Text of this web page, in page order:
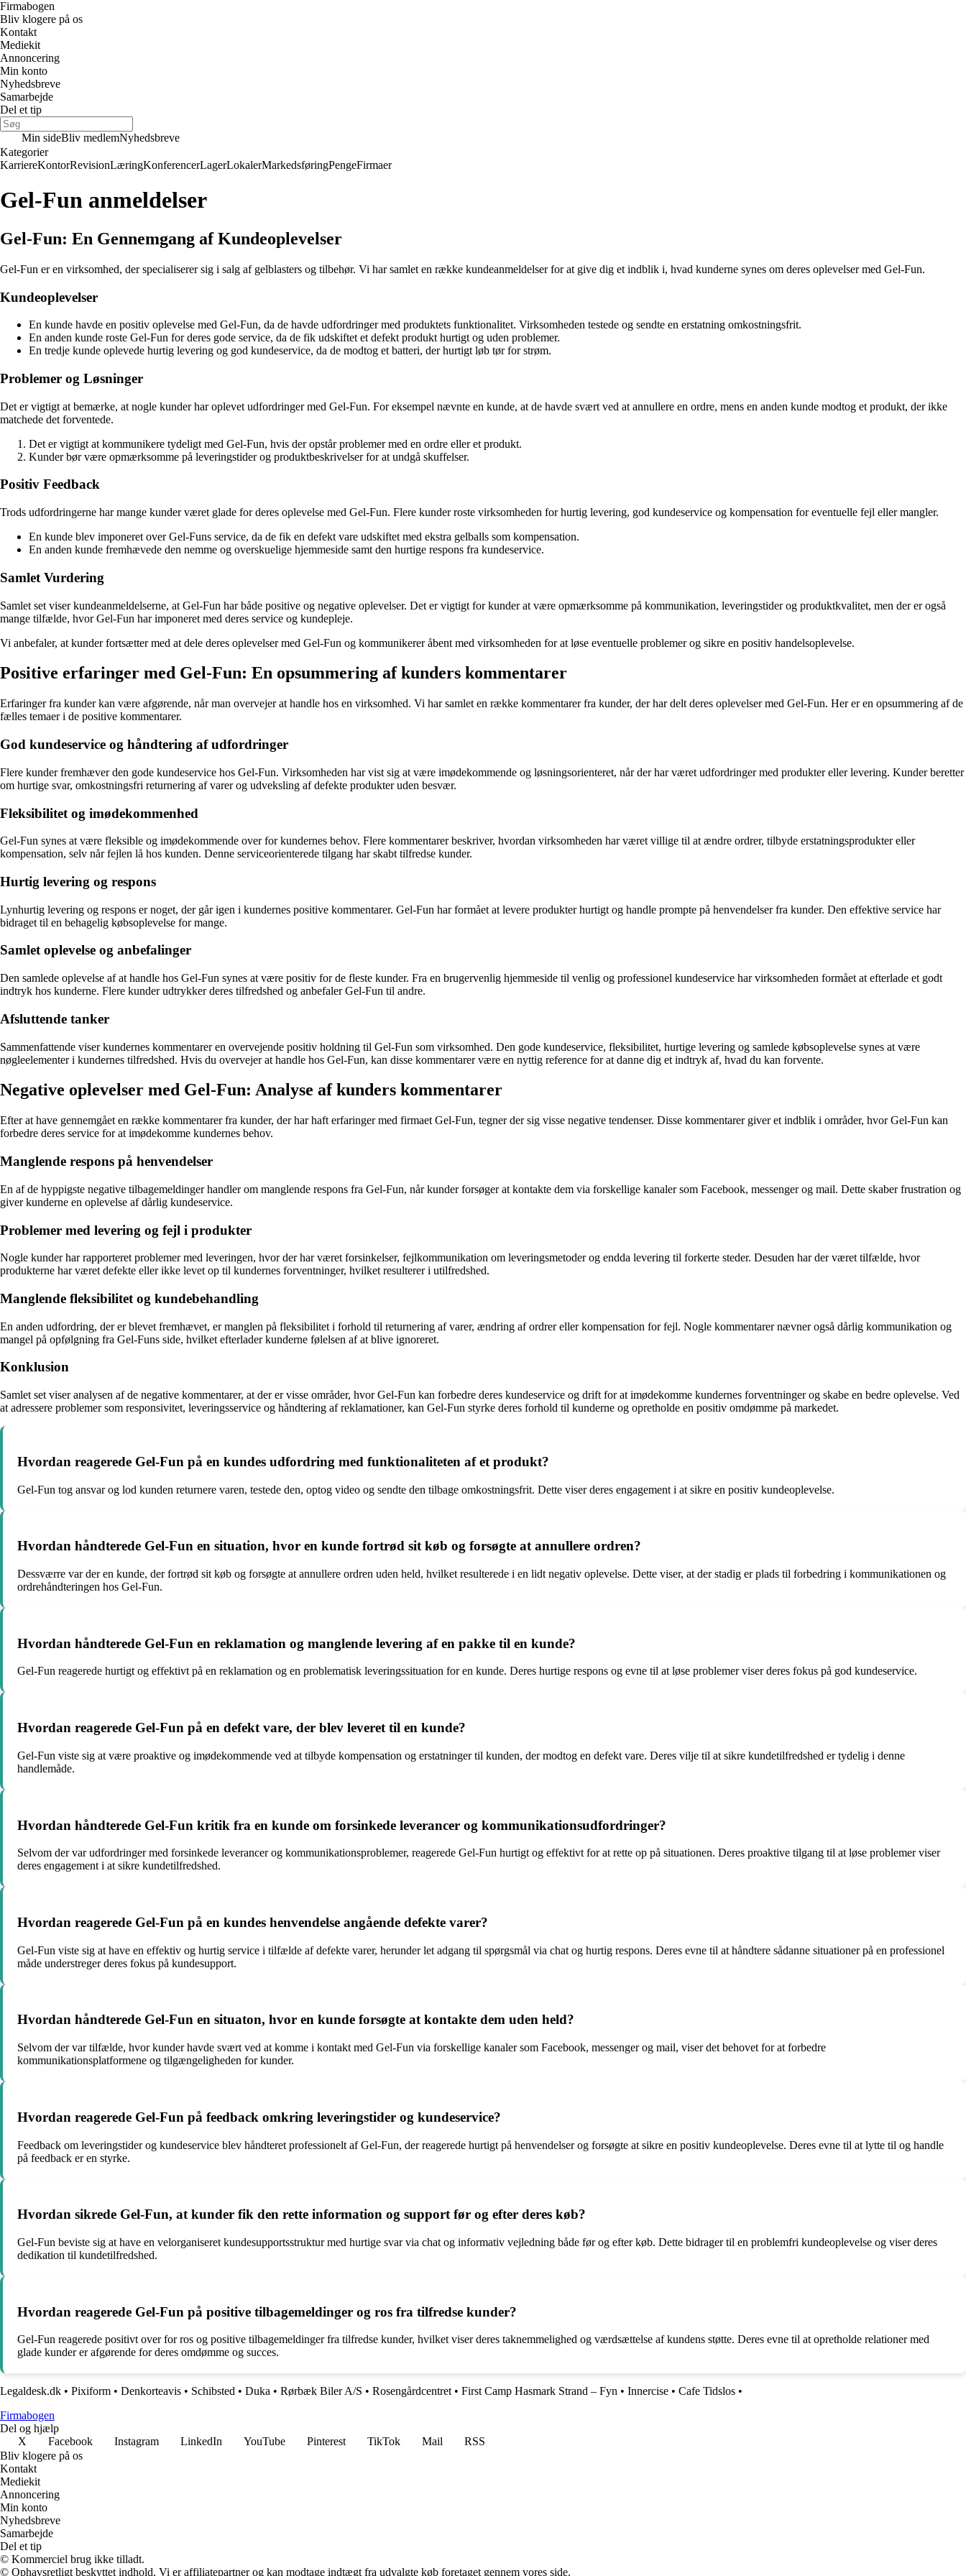
Firmabogen
Bliv klogere på os
Kontakt
Mediekit
Annoncering
Min konto
Nyhedsbreve
Samarbejde
Del et tip
Min sideBliv medlemNyhedsbreve
Kategorier
KarriereKontorRevisionLæringKonferencerLagerLokalerMarkedsføringPengeFirmaer
Gel-Fun anmeldelser
Gel-Fun: En Gennemgang af Kundeoplevelser
Gel-Fun er en virksomhed, der specialiserer sig i salg af gelblasters og tilbehør. Vi har samlet en række kundeanmeldelser for at give dig et indblik i, hvad kunderne synes om deres oplevelser med Gel-Fun.
Kundeoplevelser
En kunde havde en positiv oplevelse med Gel-Fun, da de havde udfordringer med produktets funktionalitet. Virksomheden testede og sendte en erstatning omkostningsfrit.
En anden kunde roste Gel-Fun for deres gode service, da de fik udskiftet et defekt produkt hurtigt og uden problemer.
En tredje kunde oplevede hurtig levering og god kundeservice, da de modtog et batteri, der hurtigt løb tør for strøm.
Problemer og Løsninger
Det er vigtigt at bemærke, at nogle kunder har oplevet udfordringer med Gel-Fun. For eksempel nævnte en kunde, at de havde svært ved at annullere en ordre, mens en anden kunde modtog et produkt, der ikke
matchede det forventede.
Det er vigtigt at kommunikere tydeligt med Gel-Fun, hvis der opstår problemer med en ordre eller et produkt.
Kunder bør være opmærksomme på leveringstider og produktbeskrivelser for at undgå skuffelser.
Positiv Feedback
Trods udfordringerne har mange kunder været glade for deres oplevelse med Gel-Fun. Flere kunder roste virksomheden for hurtig levering, god kundeservice og kompensation for eventuelle fejl eller mangler.
En kunde blev imponeret over Gel-Funs service, da de fik en defekt vare udskiftet med ekstra gelballs som kompensation.
En anden kunde fremhævede den nemme og overskuelige hjemmeside samt den hurtige respons fra kundeservice.
Samlet Vurdering
Samlet set viser kundeanmeldelserne, at Gel-Fun har både positive og negative oplevelser. Det er vigtigt for kunder at være opmærksomme på kommunikation, leveringstider og produktkvalitet, men der er også
mange tilfælde, hvor Gel-Fun har imponeret med deres service og kundepleje.
Vi anbefaler, at kunder fortsætter med at dele deres oplevelser med Gel-Fun og kommunikerer åbent med virksomheden for at løse eventuelle problemer og sikre en positiv handelsoplevelse.
Positive erfaringer med Gel-Fun: En opsummering af kunders kommentarer
Erfaringer fra kunder kan være afgørende, når man overvejer at handle hos en virksomhed. Vi har samlet en række kommentarer fra kunder, der har delt deres oplevelser med Gel-Fun. Her er en opsummering af de
fælles temaer i de positive kommentarer.
God kundeservice og håndtering af udfordringer
Flere kunder fremhæver den gode kundeservice hos Gel-Fun. Virksomheden har vist sig at være imødekommende og løsningsorienteret, når der har været udfordringer med produkter eller levering. Kunder beretter
om hurtige svar, omkostningsfri returnering af varer og udveksling af defekte produkter uden besvær.
Fleksibilitet og imødekommenhed
Gel-Fun synes at være fleksible og imødekommende over for kundernes behov. Flere kommentarer beskriver, hvordan virksomheden har været villige til at ændre ordrer, tilbyde erstatningsprodukter eller
kompensation, selv når fejlen lå hos kunden. Denne serviceorienterede tilgang har skabt tilfredse kunder.
Hurtig levering og respons
Lynhurtig levering og respons er noget, der går igen i kundernes positive kommentarer. Gel-Fun har formået at levere produkter hurtigt og handle prompte på henvendelser fra kunder. Den effektive service har
bidraget til en behagelig købsoplevelse for mange.
Samlet oplevelse og anbefalinger
Den samlede oplevelse af at handle hos Gel-Fun synes at være positiv for de fleste kunder. Fra en brugervenlig hjemmeside til venlig og professionel kundeservice har virksomheden formået at efterlade et godt
indtryk hos kunderne. Flere kunder udtrykker deres tilfredshed og anbefaler Gel-Fun til andre.
Afsluttende tanker
Sammenfattende viser kundernes kommentarer en overvejende positiv holdning til Gel-Fun som virksomhed. Den gode kundeservice, fleksibilitet, hurtige levering og samlede købsoplevelse synes at være
nøgleelementer i kundernes tilfredshed. Hvis du overvejer at handle hos Gel-Fun, kan disse kommentarer være en nyttig reference for at danne dig et indtryk af, hvad du kan forvente.
Negative oplevelser med Gel-Fun: Analyse af kunders kommentarer
Efter at have gennemgået en række kommentarer fra kunder, der har haft erfaringer med firmaet Gel-Fun, tegner der sig visse negative tendenser. Disse kommentarer giver et indblik i områder, hvor Gel-Fun kan
forbedre deres service for at imødekomme kundernes behov.
Manglende respons på henvendelser
En af de hyppigste negative tilbagemeldinger handler om manglende respons fra Gel-Fun, når kunder forsøger at kontakte dem via forskellige kanaler som Facebook, messenger og mail. Dette skaber frustration og
giver kunderne en oplevelse af dårlig kundeservice.
Problemer med levering og fejl i produkter
Nogle kunder har rapporteret problemer med leveringen, hvor der har været forsinkelser, fejlkommunikation om leveringsmetoder og endda levering til forkerte steder. Desuden har der været tilfælde, hvor
produkterne har været defekte eller ikke levet op til kundernes forventninger, hvilket resulterer i utilfredshed.
Manglende fleksibilitet og kundebehandling
En anden udfordring, der er blevet fremhævet, er manglen på fleksibilitet i forhold til returnering af varer, ændring af ordrer eller kompensation for fejl. Nogle kommentarer nævner også dårlig kommunikation og
mangel på opfølgning fra Gel-Funs side, hvilket efterlader kunderne følelsen af at blive ignoreret.
Konklusion
Samlet set viser analysen af de negative kommentarer, at der er visse områder, hvor Gel-Fun kan forbedre deres kundeservice og drift for at imødekomme kundernes forventninger og skabe en bedre oplevelse. Ved
at adressere problemer som responsivitet, leveringsservice og håndtering af reklamationer, kan Gel-Fun styrke deres forhold til kunderne og opretholde en positiv omdømme på markedet.
Hvordan reagerede Gel-Fun på en kundes udfordring med funktionaliteten af et produkt?
Gel-Fun tog ansvar og lod kunden returnere varen, testede den, optog video og sendte den tilbage omkostningsfrit. Dette viser deres engagement i at sikre en positiv kundeoplevelse.
Hvordan håndterede Gel-Fun en situation, hvor en kunde fortrød sit køb og forsøgte at annullere ordren?
Dessværre var der en kunde, der fortrød sit køb og forsøgte at annullere ordren uden held, hvilket resulterede i en lidt negativ oplevelse. Dette viser, at der stadig er plads til forbedring i kommunikationen og
ordrehåndteringen hos Gel-Fun.
Hvordan håndterede Gel-Fun en reklamation og manglende levering af en pakke til en kunde?
Gel-Fun reagerede hurtigt og effektivt på en reklamation og en problematisk leveringssituation for en kunde. Deres hurtige respons og evne til at løse problemer viser deres fokus på god kundeservice.
Hvordan reagerede Gel-Fun på en defekt vare, der blev leveret til en kunde?
Gel-Fun viste sig at være proaktive og imødekommende ved at tilbyde kompensation og erstatninger til kunden, der modtog en defekt vare. Deres vilje til at sikre kundetilfredshed er tydelig i denne
handlemåde.
Hvordan håndterede Gel-Fun kritik fra en kunde om forsinkede leverancer og kommunikationsudfordringer?
Selvom der var udfordringer med forsinkede leverancer og kommunikationsproblemer, reagerede Gel-Fun hurtigt og effektivt for at rette op på situationen. Deres proaktive tilgang til at løse problemer viser
deres engagement i at sikre kundetilfredshed.
Hvordan reagerede Gel-Fun på en kundes henvendelse angående defekte varer?
Gel-Fun viste sig at have en effektiv og hurtig service i tilfælde af defekte varer, herunder let adgang til spørgsmål via chat og hurtig respons. Deres evne til at håndtere sådanne situationer på en professionel
måde understreger deres fokus på kundesupport.
Hvordan håndterede Gel-Fun en situaton, hvor en kunde forsøgte at kontakte dem uden held?
Selvom der var tilfælde, hvor kunder havde svært ved at komme i kontakt med Gel-Fun via forskellige kanaler som Facebook, messenger og mail, viser det behovet for at forbedre
kommunikationsplatformene og tilgængeligheden for kunder.
Hvordan reagerede Gel-Fun på feedback omkring leveringstider og kundeservice?
Feedback om leveringstider og kundeservice blev håndteret professionelt af Gel-Fun, der reagerede hurtigt på henvendelser og forsøgte at sikre en positiv kundeoplevelse. Deres evne til at lytte til og handle
på feedback er en styrke.
Hvordan sikrede Gel-Fun, at kunder fik den rette information og support før og efter deres køb?
Gel-Fun beviste sig at have en velorganiseret kundesupportsstruktur med hurtige svar via chat og informativ vejledning både før og efter køb. Dette bidrager til en problemfri kundeoplevelse og viser deres
dedikation til kundetilfredshed.
Hvordan reagerede Gel-Fun på positive tilbagemeldinger og ros fra tilfredse kunder?
Gel-Fun reagerede positivt over for ros og positive tilbagemeldinger fra tilfredse kunder, hvilket viser deres taknemmelighed og værdsættelse af kundens støtte. Deres evne til at opretholde relationer med
glade kunder er afgørende for deres omdømme og succes.
Legaldesk.dk • Pixiform • Denkorteavis • Schibsted • Duka • Rørbæk Biler A/S • Rosengårdcentret• First Camp Hasmark Strand – Fyn • Innercise • Cafe Tidslos •
Firmabogen
Del og hjælp
X
Facebook Instagram LinkedIn YouTube Pinterest TikTok Mail
RSS
Bliv klogere på os
Kontakt
Mediekit
Annoncering
Min konto
Nyhedsbreve
Samarbejde
Del et tip
© Kommerciel brug ikke tilladt.
© Ophavsretligt beskyttet indhold. Vi er affiliatepartner og kan modtage indtægt fra udvalgte køb foretaget gennem vores side.